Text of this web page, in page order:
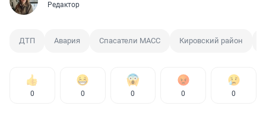
Редактор
ДТП Авария Спасатели МАСС Кировский район
0 0 0 0 0